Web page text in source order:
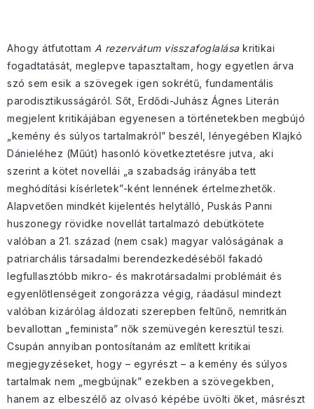
Ahogy átfutottam A rezervátum visszafoglalásakritikai
fogadtatását, meglepve tapasztaltam, hogy egyetlen árva
szó sem esik a szövegek igen sokrétű, fundamentális
parodisztikusságáról. Sőt, Erdődi-Juhász Ágnes Literán
megjelent kritikájában egyenesen a történetekben megbújó
„kemény és súlyos tartalmakról” beszél, lényegében Klajkó
Dánieléhez (Műút) hasonló következtetésre jutva, aki
szerint a kötet novellái „a szabadság irányába tett
meghódítási kísérletek”-ként lennének értelmezhetők.
Alapvetően mindkét kijelentés helytálló, Puskás Panni
huszonegy rövidke novellát tartalmazó debütkötete
valóban a 21. század (nem csak) magyar valóságának a
patriarchális társadalmi berendezkedéséből fakadó
legfullasztóbb mikro- és makrotársadalmi problémáit és
egyenlőtlenségeit zongorázza végig, ráadásul mindezt
valóban kizárólag áldozati szerepben feltűnő, nemritkán
bevallottan „feminista” nők szemüvegén keresztül teszi.
Csupán annyiban pontosítanám az említett kritikai
megjegyzéseket, hogy – egyrészt – a kemény és súlyos
tartalmak nem „megbújnak” ezekben a szövegekben,
hanem az elbeszélő az olvasó képébe üvölti őket, másrészt